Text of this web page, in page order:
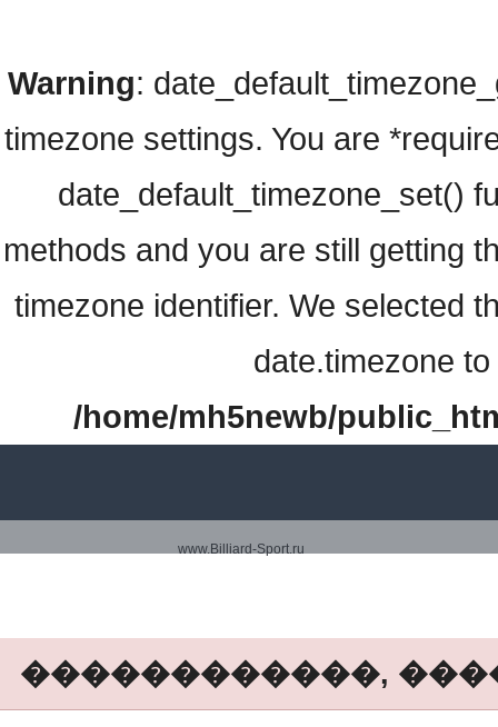
Warning:
timezone settings. You are
date_default_timezone_set()
methods and you are still getting
timezone identifier. We selected
date.timezone
/home/mh5newb/
www.Billiard-Sport.ru
������������,